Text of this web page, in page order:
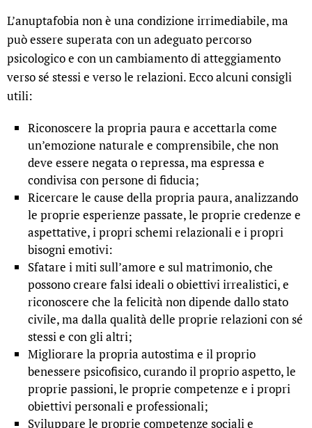
L’anuptafobia non è una condizione irrimediabile, ma
può essere superata con un adeguato percorso
psicologico e con un cambiamento di atteggiamento
verso sé stessi e verso le relazioni. Ecco alcuni consigli
utili:
Riconoscere la propria paura e accettarla come
un’emozione naturale e comprensibile, che non
deve essere negata o repressa, ma espressa e
condivisa con persone di fiducia;
Ricercare le cause della propria paura, analizzando
le proprie esperienze passate, le proprie credenze e
aspettative, i propri schemi relazionali e i propri
bisogni emotivi:
Sfatare i miti sull’amore e sul matrimonio, che
possono creare falsi ideali o obiettivi irrealistici, e
riconoscere che la felicità non dipende dallo stato
civile, ma dalla qualità delle proprie relazioni con sé
stessi e con gli altri;
Migliorare la propria autostima e il proprio
benessere psicofisico, curando il proprio aspetto, le
proprie passioni, le proprie competenze e i propri
obiettivi personali e professionali;
Sviluppare le proprie competenze sociali e